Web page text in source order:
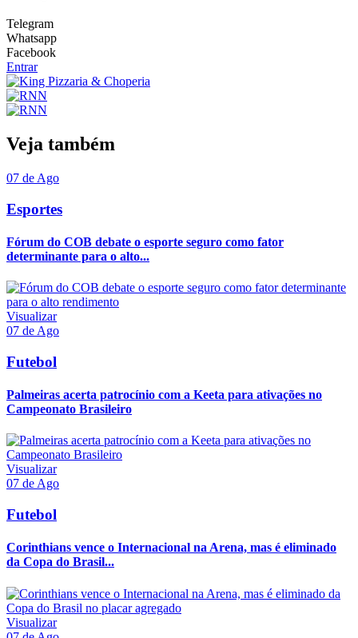
Telegram
Whatsapp
Facebook
Entrar
Veja também
07 de Ago
Esportes
Fórum do COB debate o esporte seguro como fator
determinante para o alto...
Visualizar
07 de Ago
Futebol
Palmeiras acerta patrocínio com a Keeta para ativações no
Campeonato Brasileiro
Visualizar
07 de Ago
Futebol
Corinthians vence o Internacional na Arena, mas é eliminado
da Copa do Brasil...
Visualizar